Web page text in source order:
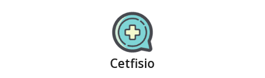
Cetfisio